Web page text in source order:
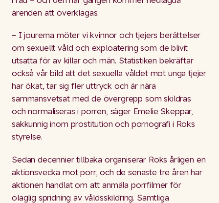
ärenden att överklagas.
– I jourerna möter vi kvinnor och tjejers berättelser
om sexuellt våld och exploatering som de blivit
utsatta för av killar och män. Statistiken bekräftar
också vår bild att det sexuella våldet mot unga tjejer
har ökat, tar sig fler uttryck och är nära
sammansvetsat med de övergrepp som skildras
och normaliseras i porren, säger Emelie Skeppar,
sakkunnig inom prostitution och pornografi i Roks
styrelse.
Sedan decennier tillbaka organiserar Roks årligen en
aktionsvecka mot porr, och de senaste tre åren har
aktionen handlat om att anmäla porrfilmer för
olaglig spridning av våldsskildring. Samtliga